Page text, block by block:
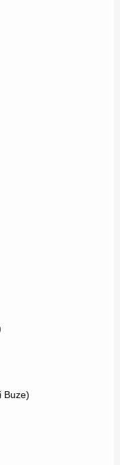
Buze)